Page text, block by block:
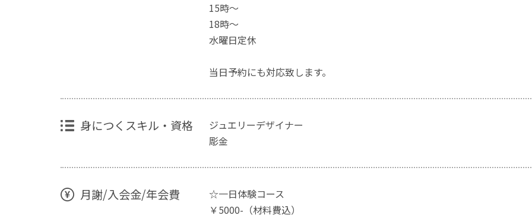
15時〜
18時〜
水曜日定休
当日予約にも対応致します。
身につくスキル・資格
ジュエリーデザイナー
彫金
月謝/入会金/年会費
☆一日体験コース
￥5000-（材料費込）